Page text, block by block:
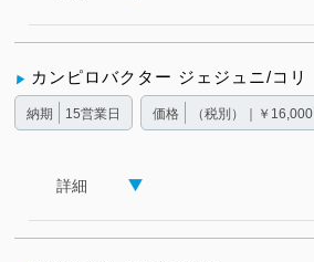
カンピロバクター ジェジュニ/コリ
納期 15営業日 価格 （税別）｜￥16,000
詳細